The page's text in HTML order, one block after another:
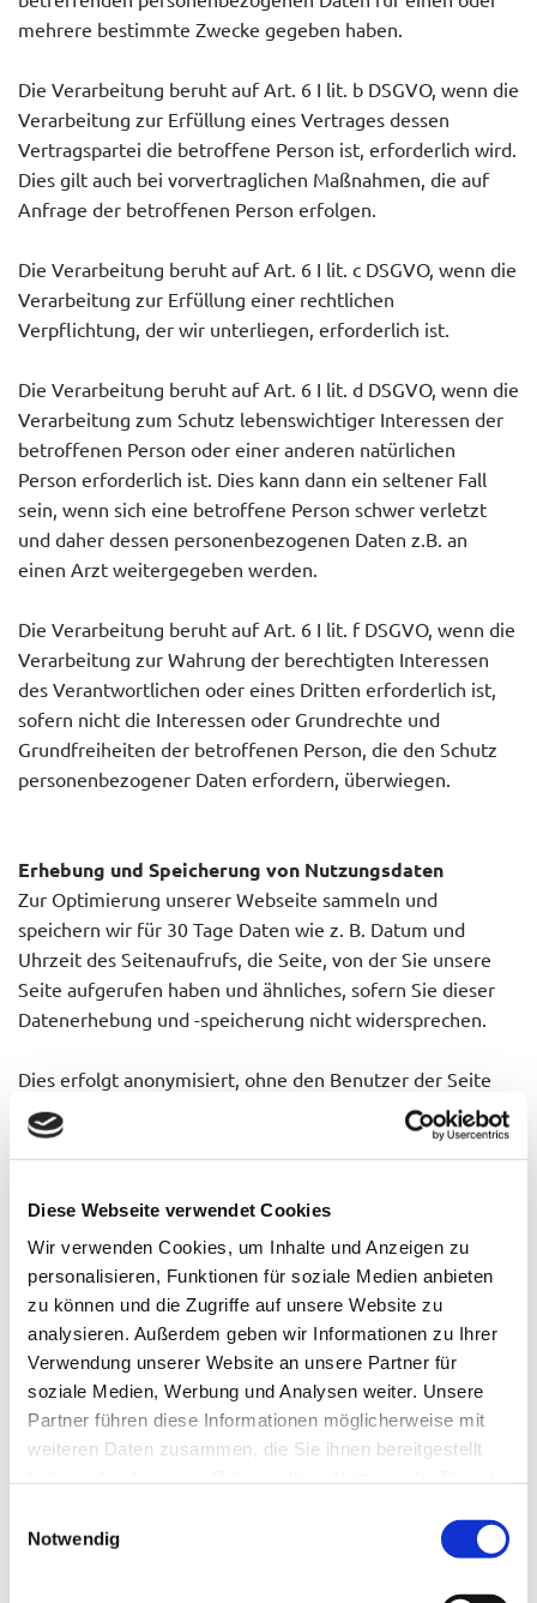
Diese Webseite verwendet Cookies
Wir verwenden Cookies, um Inhalte und Anzeigen zu
personalisieren, Funktionen für soziale Medien anbieten
zu können und die Zugriffe auf unsere Website zu
analysieren. Außerdem geben wir Informationen zu Ihrer
Verwendung unserer Website an unsere Partner für
soziale Medien, Werbung und Analysen weiter. Unsere
Partner führen diese Informationen möglicherweise mit
weiteren Daten zusammen, die Sie ihnen bereitgestellt
Notwendig
mehrere bestimmte Zwecke gegeben haben.
Die Verarbeitung beruht auf Art. 6 I lit. b DSGVO, wenn die
Verarbeitung zur Erfüllung eines Vertrages dessen
Vertragspartei die betroffene Person ist, erforderlich wird.
Dies gilt auch bei vorvertraglichen Maßnahmen, die auf
Anfrage der betroffenen Person erfolgen.
Die Verarbeitung beruht auf Art. 6 I lit. c DSGVO, wenn die
Verarbeitung zur Erfüllung einer rechtlichen
Verpflichtung, der wir unterliegen, erforderlich ist.
Die Verarbeitung beruht auf Art. 6 I lit. d DSGVO, wenn die
Verarbeitung zum Schutz lebenswichtiger Interessen der
betroffenen Person oder einer anderen natürlichen
Person erforderlich ist. Dies kann dann ein seltener Fall
sein, wenn sich eine betroffene Person schwer verletzt
und daher dessen personenbezogenen Daten z.B. an
einen Arzt weitergegeben werden.
Die Verarbeitung beruht auf Art. 6 I lit. f DSGVO, wenn die
Verarbeitung zur Wahrung der berechtigten Interessen
des Verantwortlichen oder eines Dritten erforderlich ist,
sofern nicht die Interessen oder Grundrechte und
Grundfreiheiten der betroffenen Person, die den Schutz
personenbezogener Daten erfordern, überwiegen.
Erhebung und Speicherung von Nutzungsdaten
Zur Optimierung unserer Webseite sammeln und
speichern wir für 30 Tage Daten wie z. B. Datum und
Uhrzeit des Seitenaufrufs, die Seite, von der Sie unsere
Seite aufgerufen haben und ähnliches, sofern Sie dieser
Datenerhebung und -speicherung nicht widersprechen.
Dies erfolgt anonymisiert, ohne den Benutzer der Seite
persönlich zu identifizieren. Ggf. werden Nutzerprofile
mittels eines Pseudonyms erstellt. Auch hierbei erfolgt
stehenden natürlichen Personen mit den erhobenen
Nutzungsdaten setzen wir auch Cookies ein.
Dabei handelt es sich um kleine Textdateien, die auf Ihrem
Computer gespeichert werden und zur Speicherung von
statistischen Information wie Betriebssystem, Ihrem
Internetbenutzungsprogramm (Browser), IP-Adresse, der
zuvor aufgerufene Webseite (Referrer-URL) und der
zu optimieren und unsere Internetangebote noch